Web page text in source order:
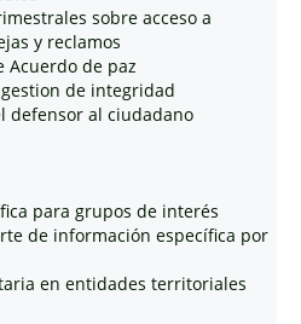
sobre acceso a
y reclamos
Acuerdo de paz
de integridad
defensor al ciudadano
para grupos de interés
de información específica por
en entidades territoriales